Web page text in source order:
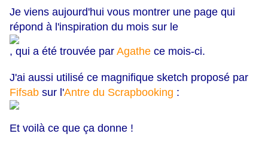
Je viens aujourd'hui vous montrer une page qui
répond à l'inspiration du mois sur le
, qui a été trouvée par Agathe ce mois-ci.
J'ai aussi utilisé ce magnifique sketch proposé par
Fifsab sur l'Antre du Scrapbooking :
Et voilà ce que ça donne !